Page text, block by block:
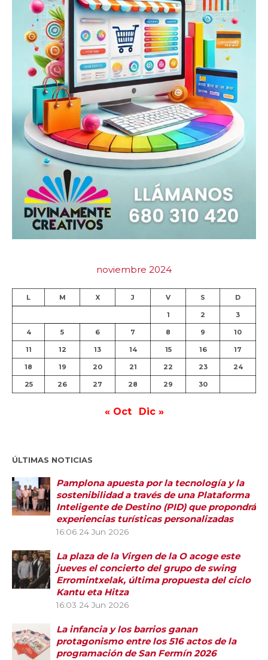
noviembre 2024
L M X J V S D
1 2 3
4 5 6 7 8 9 10
11 12 13 14 15 16 17
18 19 20 21 22 23 24
25 26 27 28 29 30
« Oct Dic »
ÚLTIMAS NOTICIAS
Pamplona apuesta por la tecnología y la
sostenibilidad a través de una Plataforma
Inteligente de Destino (PID) que propondrá
experiencias turísticas personalizadas
16:06 24 Jun 2026
La plaza de la Virgen de la O acoge este
jueves el concierto del grupo de swing
Erromintxelak, última propuesta del ciclo
Kantu eta Hitza
16:03 24 Jun 2026
La infancia y los barrios ganan
protagonismo entre los 516 actos de la
programación de San Fermín 2026